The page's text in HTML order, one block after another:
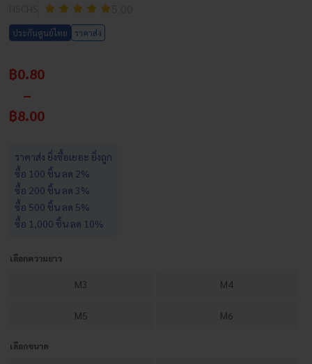
ประกันศูนย์ไทย ราคาส่ง
฿0.80
–
฿8.00
Price
range:
฿0.80
฿8.00
ราคาส่ง ยิ่งซื้อเยอะ ยิ่งถูก
ซื้อ 100 ชิ้น ลด 2%
ซื้อ 200 ชิ้น ลด 3%
ซื้อ 500 ชิ้น ลด 5%
ซื้อ 1,000 ชิ้น ลด 10%
เลือกความยาว
M3 M4
M5 M6
เลือกขนาด